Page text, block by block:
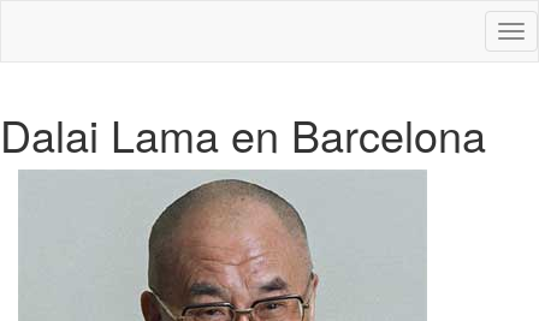
Dalai Lama en Barcelona